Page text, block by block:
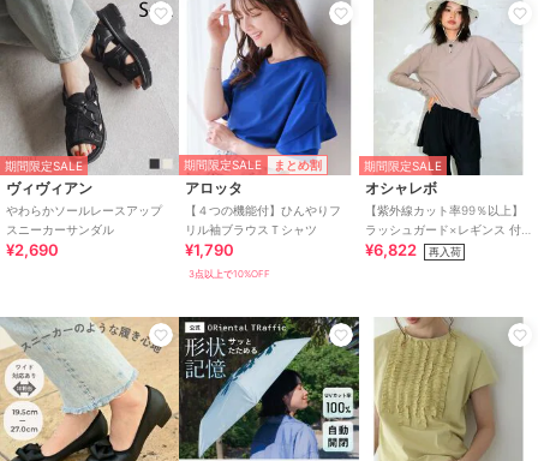
期間限定SALE
ヴィヴィアン
やわらかソールレースアップ
スニーカーサンダル
¥2,690
期間限定SALE まとめ割
アロッタ
【４つの機能付】ひんやりフ
リル袖ブラウスＴシャツ
¥1,790
3点以上で10%OFF
期間限定SALE
オシャレボ
【紫外線カット率99％以上】
ラッシュガード×レギンス 付
き タンキニ
¥6,822 再入荷